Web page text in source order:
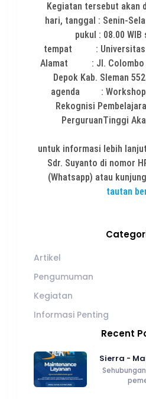
Kegiatan tersebut akan
hari, tanggal : Senin-
pukul : 08.00 WIB
tempat : Universitas
Alamat : Jl. Colombo
Depok Kab. Sleman
agenda : Workshop
Rekognisi
PerguruanTinggi
untuk informasi lebih
Sdr. Suyanto di nomor
(Whatsapp) atau
tautan
Artikel
Pengumuman
Kegiatan
Informasi Penting
Recent
Sierra -